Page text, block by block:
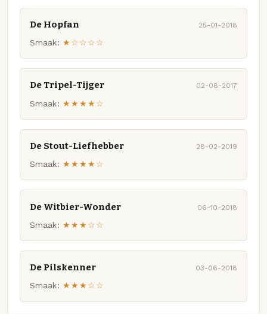
De Hopfan 25-01-2018
Smaak: ★☆☆☆☆
De Tripel-Tijger 02-08-2017
Smaak: ★★★★☆
De Stout-Liefhebber 28-02-2019
Smaak: ★★★★☆
De Witbier-Wonder 06-10-2018
Smaak: ★★★☆☆
De Pilskenner 03-06-2018
Smaak: ★★★☆☆